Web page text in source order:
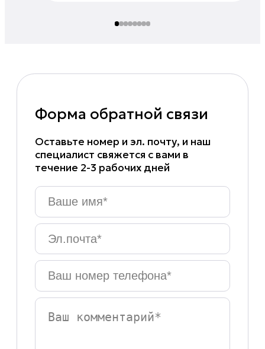
Форма обратной связи
Оставьте номер и эл. почту, и наш
специалист свяжется с вами в
течение 2-3 рабочих дней
Ваше
имя*
Эл.почта
Ваш
номер
телефона*
Ваш
комментарий